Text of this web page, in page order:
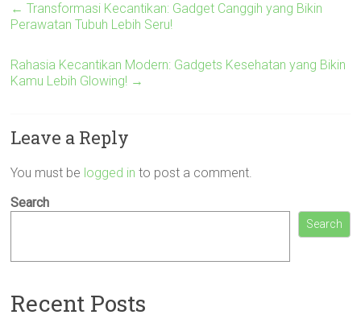
← Transformasi Kecantikan: Gadget Canggih yang Bikin
Perawatan Tubuh Lebih Seru!
Rahasia Kecantikan Modern: Gadgets Kesehatan yang Bikin
Kamu Lebih Glowing! →
Leave a Reply
You must be logged in to post a comment.
Search
Search
Recent Posts